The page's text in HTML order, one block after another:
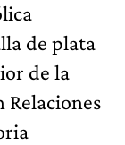
de plata
de la
Relaciones